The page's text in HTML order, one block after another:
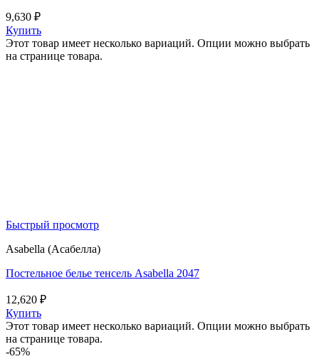
9,630 ₽
Купить
Этот товар имеет несколько вариаций. Опции можно выбрать
на странице товара.
Быстрый просмотр
Asabella (Асабелла)
Постельное белье тенсель Asabella 2047
12,620 ₽
Купить
Этот товар имеет несколько вариаций. Опции можно выбрать
на странице товара.
-65%